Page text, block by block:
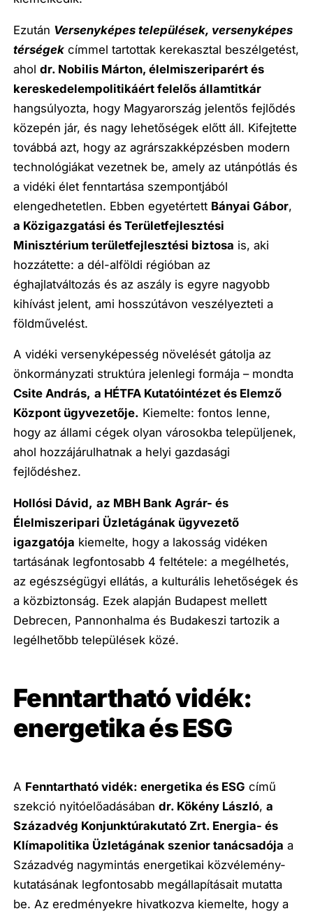
Ezután Versenyképes települések, versenyképes
térségek címmel tartottak kerekasztal beszélgetést,
aholdr. Nobilis Márton, élelmiszeriparért és
kereskedelempolitikáért felelős államtitkár
hangsúlyozta, hogy Magyarország jelentős fejlődés
közepén jár, és nagy lehetőségek előtt áll. Kifejtette
továbbá azt, hogy az agrárszakképzésben modern
technológiákat vezetnek be, amely az utánpótlás és
a vidéki élet fenntartása szempontjából
elengedhetetlen. Ebben egyetértett Bányai Gábor,
a Közigazgatási és Területfejlesztési
Minisztérium területfejlesztési biztosa is, aki
hozzátette: a dél-alföldi régióban az
éghajlatváltozás és az aszály is egyre nagyobb
kihívást jelent, ami hosszútávon veszélyezteti a
földművelést.
A vidéki versenyképesség növelését gátolja az
önkormányzati struktúra jelenlegi formája – mondta
Csite András, a HÉTFA Kutatóintézet és Elemző
Központ ügyvezetője. Kiemelte: fontos lenne,
hogy az állami cégek olyan városokba települjenek,
ahol hozzájárulhatnak a helyi gazdasági
fejlődéshez.
Hollósi Dávid, az MBH Bank Agrár- és
Élelmiszeripari Üzletágának ügyvezető
igazgatója kiemelte, hogy a lakosság vidéken
tartásának legfontosabb 4 feltétele: a megélhetés,
az egészségügyi ellátás, a kulturális lehetőségek és
a közbiztonság. Ezek alapján Budapest mellett
Debrecen, Pannonhalma és Budakeszi tartozik a
legélhetőbb települések közé.
Fenntartható vidék:
energetika és ESG
A Fenntartható vidék: energetika és ESG című
szekció nyitóelőadásábandr. Kökény László,a
Századvég Konjunktúrakutató Zrt. Energia- és
Klímapolitika Üzletágának szenior tanácsadója a
Századvég nagymintás energetikai közvélemény-
kutatásának legfontosabb megállapításait mutatta
be. Az eredményekre hivatkozva kiemelte, hogy a